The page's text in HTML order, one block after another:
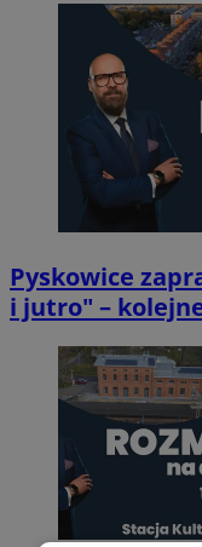
Pyskowice
i jutro" –